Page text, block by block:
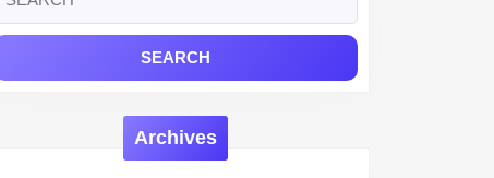
for:
Archives